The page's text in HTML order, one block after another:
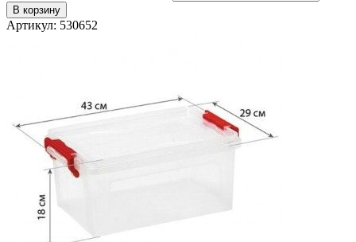
В корзину
Артикул: 530652